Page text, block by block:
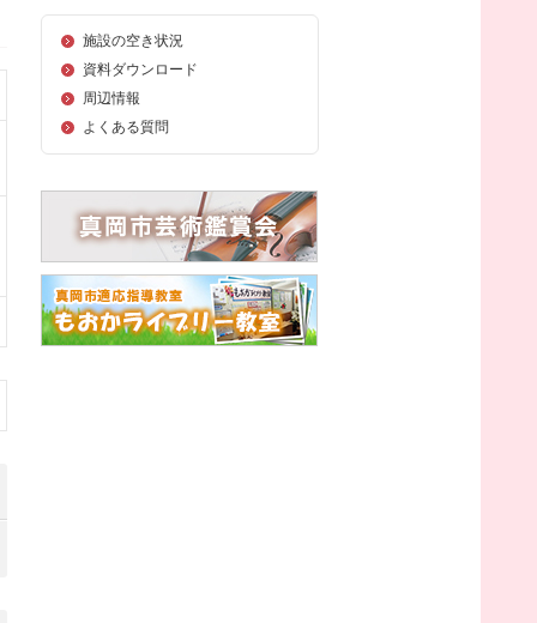
施設の空き状況
資料ダウンロード
周辺情報
よくある質問